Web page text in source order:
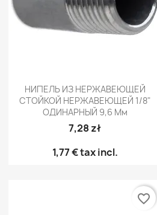
Быстрый просмотр
НИПЕЛЬ ИЗ НЕРЖАВЕЮЩЕЙ
СТОЙКОЙ НЕРЖАВЕЮЩЕЙ 1/8"
ОДИНАРНЫЙ 9,6 Мм
7,28 zł
1,77 €tax incl.
favorite_border